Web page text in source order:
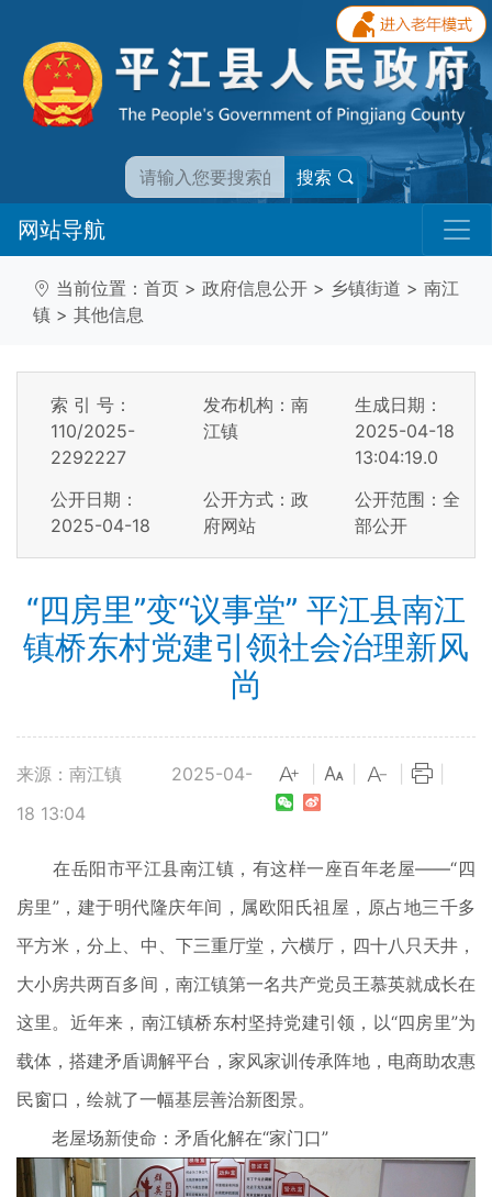
搜索
网站导航
当前位置： 首页 > 政府信息公开 > 乡镇街道 > 南江
镇 > 其他信息
索 引 号：
110/2025-
2292227
发布机构：南
江镇
生成日期：
2025-04-18
13:04:19.0
公开日期：
2025-04-18
公开方式：政
府网站
公开范围：全
部公开
“四房里”变“议事堂” 平江县南江
镇桥东村党建引领社会治理新风
尚
来源：南江镇
2025-04-
18 13:04
在岳阳市平江县南江镇，有这样一座百年老屋——“四
房里”，建于明代隆庆年间，属欧阳氏祖屋，原占地三千多
平方米，分上、中、下三重厅堂，六横厅，四十八只天井，
大小房共两百多间，南江镇第一名共产党员王慕英就成长在
这里。近年来，南江镇桥东村坚持党建引领，以“四房里”为
载体，搭建矛盾调解平台，家风家训传承阵地，电商助农惠
民窗口，绘就了一幅基层善治新图景。
老屋场新使命：矛盾化解在“家门口”